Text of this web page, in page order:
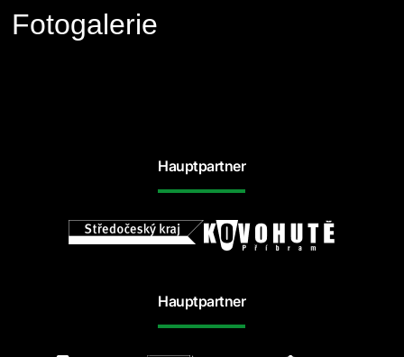
Fotogalerie
Hauptpartner
Hauptpartner